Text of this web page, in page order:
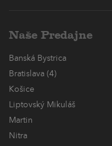
Naše Predajne
Banská Bystrica
Bratislava (4)
Košice
Liptovský Mikuláš
Martin
Nitra